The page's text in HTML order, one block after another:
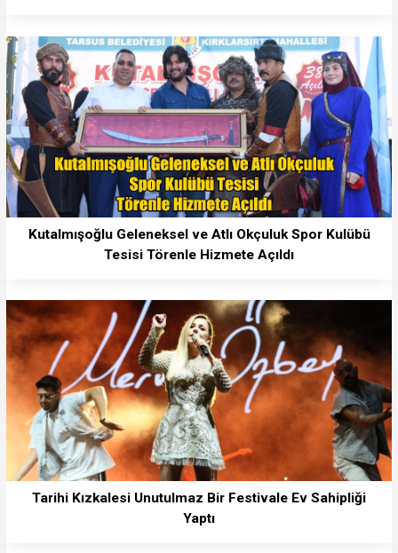
Kutalmışoğlu Geleneksel ve Atlı Okçuluk Spor Kulübü
Tesisi Törenle Hizmete Açıldı
Tarihi Kızkalesi Unutulmaz Bir Festivale Ev Sahipliği
Yaptı